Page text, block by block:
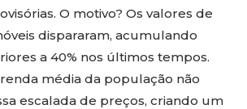
O motivo? Os valores de
dispararam, acumulando
a 40% nos últimos tempos.
média da população não
escalada de preços, criando um